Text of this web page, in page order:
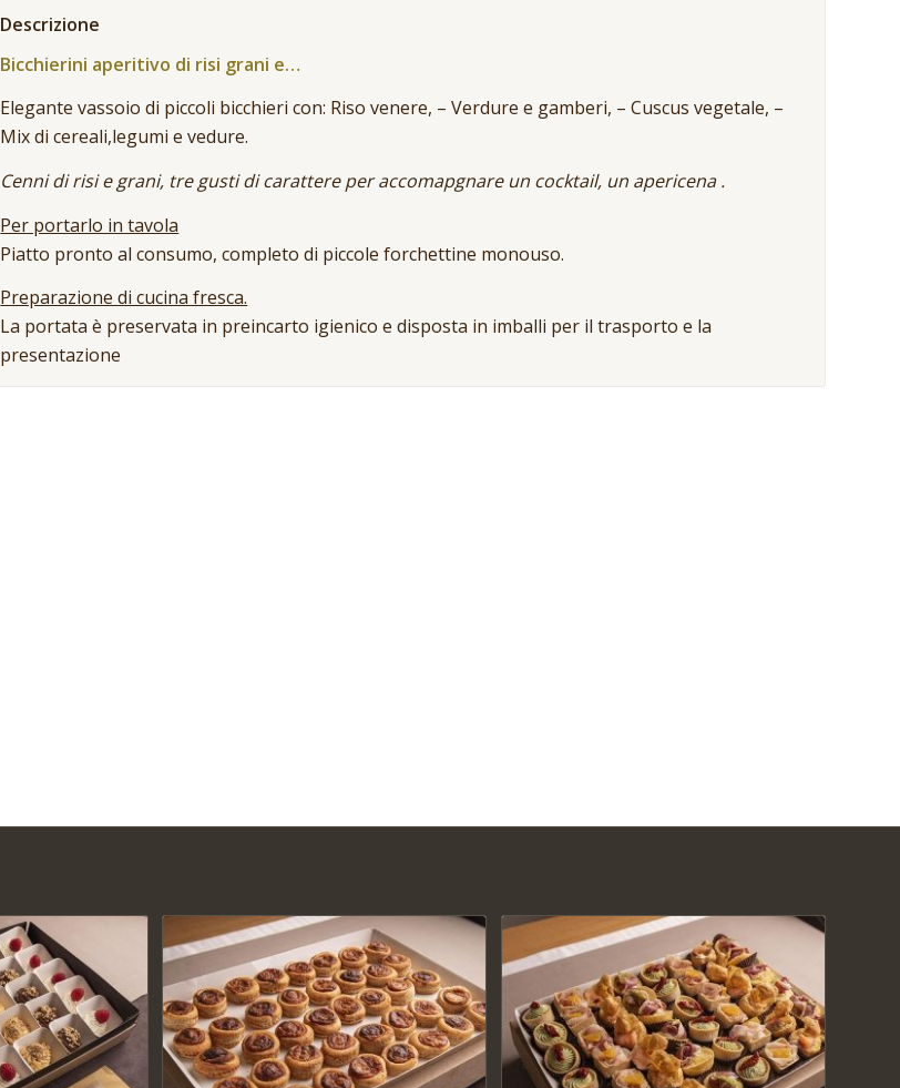
Descrizione
Bicchierini aperitivo di risi grani e…
Elegante vassoio di piccoli bicchieri con: Riso venere, – Verdure e gamberi, – Cuscus vegetale, –
Mix di cereali,legumi e vedure.
Cenni di risi e grani, tre gusti di carattere per accomapgnare un cocktail, un apericena .
Per portarlo in tavola
Piatto pronto al consumo, completo di piccole forchettine monouso.
Preparazione di cucina fresca.
La portata è preservata in preincarto igienico e disposta in imballi per il trasporto e la
presentazione